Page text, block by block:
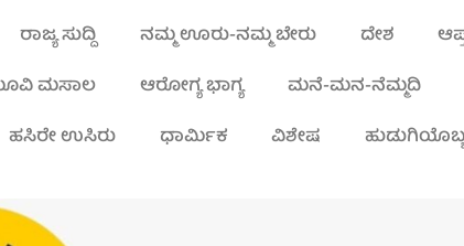
ರಾಜ್ಯ ಸುದ್ದಿ ನಮ್ಮ ಊರು-ನಮ್ಮ ಬೇರು ದೇಶ
ಮಸಾಲ ಆರೋಗ್ಯ ಭಾಗ್ಯ ಮನೆ-ಮನ-ನೆಮ್ಮದಿ
ಹಸಿರೇ ಉಸಿರು ಧಾರ್ಮಿಕ ವಿಶೇಷ